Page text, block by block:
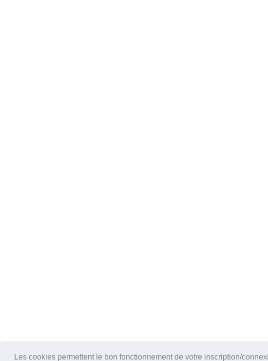
Les cookies permettent le bon fonctionnement de votre inscription/